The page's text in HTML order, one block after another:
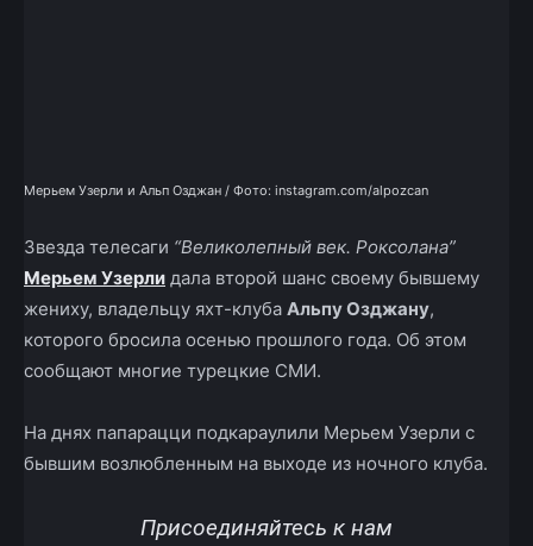
Мерьем Узерли и Альп Озджан / Фото: instagram.com/alpozcan
Звезда телесаги “Великолепный век. Роксолана”
Мерьем Узерли дала второй шанс своему бывшему
жениху, владельцу яхт-клуба Альпу Озджану,
которого бросила осенью прошлого года. Об этом
сообщают многие турецкие СМИ.
На днях папарацци подкараулили Мерьем Узерли с
бывшим возлюбленным на выходе из ночного клуба.
Присоединяйтесь к нам